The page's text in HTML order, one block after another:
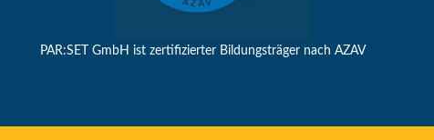
PAR:SET GmbH ist zertifizierter Bildungsträger nach AZAV